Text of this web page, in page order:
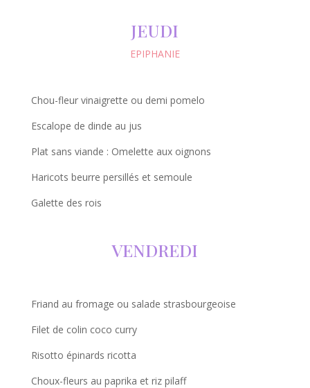
JEUDI
EPIPHANIE
Chou-fleur vinaigrette ou demi pomelo
Escalope de dinde au jus
Plat sans viande : Omelette aux oignons
Haricots beurre persillés et semoule
Galette des rois
VENDREDI
Friand au fromage ou salade strasbourgeoise
Filet de colin coco curry
Risotto épinards ricotta
Choux-fleurs au paprika et riz pilaff